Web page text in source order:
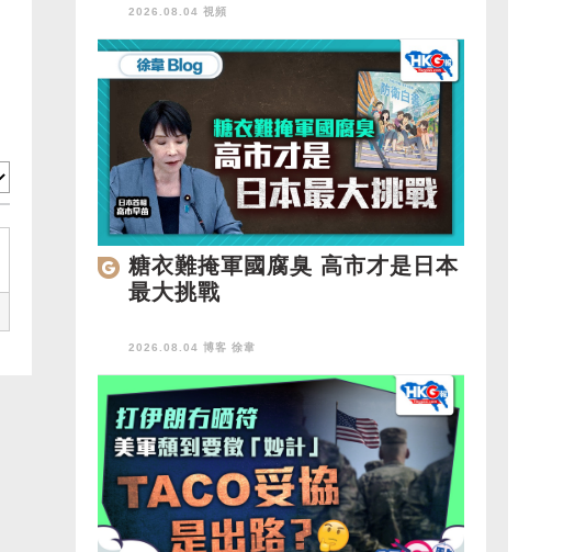
2026.08.04 視頻
糖衣難掩軍國腐臭 高市才是日本
最大挑戰
2026.08.04 博客 徐韋